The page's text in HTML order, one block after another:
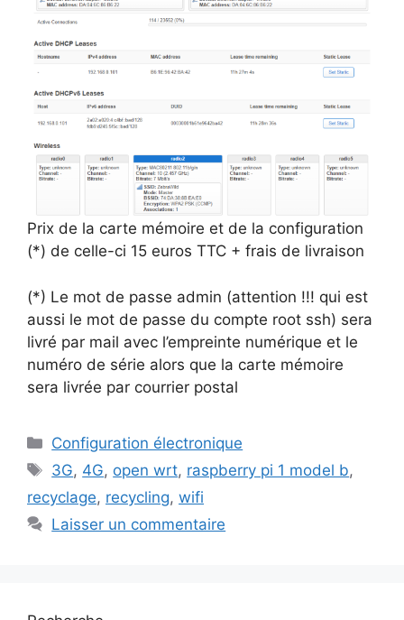
Prix de la carte mémoire et de la configuration
(*) de celle-ci 15 euros TTC + frais de livraison
(*) Le mot de passe admin (attention !!! qui est
aussi le mot de passe du compte root ssh) sera
livré par mail avec l’empreinte numérique et le
numéro de série alors que la carte mémoire
sera livrée par courrier postal
Catégories
Configuration électronique
Mots-
clés
3G, 4G, open wrt, raspberry pi 1 model b,
recyclage, recycling, wifi
Laisser un commentaire